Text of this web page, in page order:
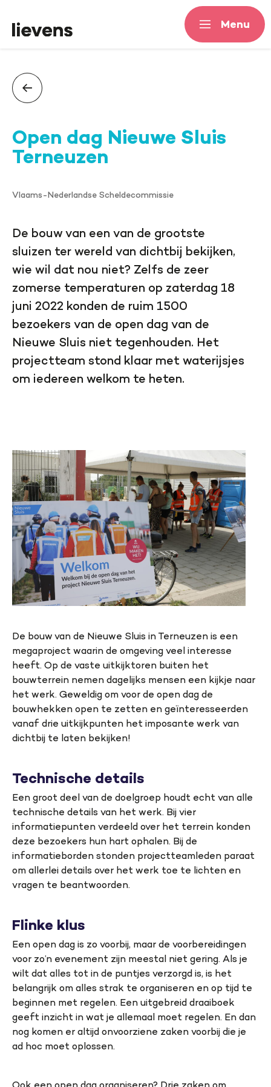
Menu
Menu
Open dag Nieuwe Sluis
Terneuzen
Vlaams-Nederlandse Scheldecommissie
De bouw van een van de grootste
sluizen ter wereld van dichtbij bekijken,
wie wil dat nou niet? Zelfs de zeer
zomerse temperaturen op zaterdag 18
juni 2022 konden de ruim 1500
bezoekers van de open dag van de
Nieuwe Sluis niet tegenhouden. Het
projectteam stond klaar met waterijsjes
om iedereen welkom te heten.
De bouw van de Nieuwe Sluis in Terneuzen is een
megaproject waarin de omgeving veel interesse
heeft. Op de vaste uitkijktoren buiten het
bouwterrein nemen dagelijks mensen een kijkje naar
het werk. Geweldig om voor de open dag de
bouwhekken open te zetten en geïnteresseerden
vanaf drie uitkijkpunten het imposante werk van
dichtbij te laten bekijken!
Technische details
Een groot deel van de doelgroep houdt echt van alle
technische details van het werk. Bij vier
informatiepunten verdeeld over het terrein konden
deze bezoekers hun hart ophalen. Bij de
informatieborden stonden projectteamleden paraat
om allerlei details over het werk toe te lichten en
vragen te beantwoorden.
Flinke klus
Een open dag is zo voorbij, maar de voorbereidingen
voor zo’n evenement zijn meestal niet gering. Als je
wilt dat alles tot in de puntjes verzorgd is, is het
belangrijk om alles strak te organiseren en op tijd te
beginnen met regelen. Een uitgebreid draaiboek
geeft inzicht in wat je allemaal moet regelen. En dan
nog komen er altijd onvoorziene zaken voorbij die je
ad hoc moet oplossen.